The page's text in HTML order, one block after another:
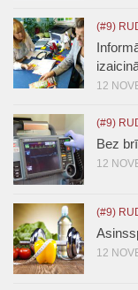
(#9)
12
(#9)
Bez
12
(#9)
12